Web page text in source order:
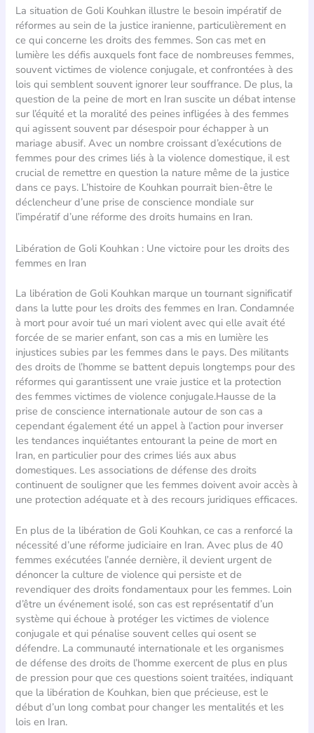
La situation de Goli Kouhkan illustre le besoin impératif de
réformes au sein de la justice iranienne, particulièrement en
ce qui concerne les droits des femmes. Son cas met en
lumière les défis auxquels font face de nombreuses femmes,
souvent victimes de violence conjugale, et confrontées à des
lois qui semblent souvent ignorer leur souffrance. De plus, la
question de la peine de mort en Iran suscite un débat intense
sur l’équité et la moralité des peines infligées à des femmes
qui agissent souvent par désespoir pour échapper à un
mariage abusif. Avec un nombre croissant d’exécutions de
femmes pour des crimes liés à la violence domestique, il est
crucial de remettre en question la nature même de la justice
dans ce pays. L’histoire de Kouhkan pourrait bien-être le
déclencheur d’une prise de conscience mondiale sur
l’impératif d’une réforme des droits humains en Iran.
Libération de Goli Kouhkan : Une victoire pour les droits des
femmes en Iran
La libération de Goli Kouhkan marque un tournant significatif
dans la lutte pour les droits des femmes en Iran. Condamnée
à mort pour avoir tué un mari violent avec qui elle avait été
forcée de se marier enfant, son cas a mis en lumière les
injustices subies par les femmes dans le pays. Des militants
des droits de l’homme se battent depuis longtemps pour des
réformes qui garantissent une vraie justice et la protection
des femmes victimes de violence conjugale.Hausse de la
prise de conscience internationale autour de son cas a
cependant également été un appel à l’action pour inverser
les tendances inquiétantes entourant la peine de mort en
Iran, en particulier pour des crimes liés aux abus
domestiques. Les associations de défense des droits
continuent de souligner que les femmes doivent avoir accès à
une protection adéquate et à des recours juridiques efficaces.
En plus de la libération de Goli Kouhkan, ce cas a renforcé la
nécessité d’une réforme judiciaire en Iran. Avec plus de 40
femmes exécutées l’année dernière, il devient urgent de
dénoncer la culture de violence qui persiste et de
revendiquer des droits fondamentaux pour les femmes. Loin
d’être un événement isolé, son cas est représentatif d’un
système qui échoue à protéger les victimes de violence
conjugale et qui pénalise souvent celles qui osent se
défendre. La communauté internationale et les organismes
de défense des droits de l’homme exercent de plus en plus
de pression pour que ces questions soient traitées, indiquant
que la libération de Kouhkan, bien que précieuse, est le
début d’un long combat pour changer les mentalités et les
lois en Iran.